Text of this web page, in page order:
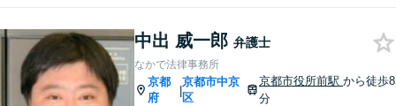
中出 威一郎 弁護士
なかで法律事務所
京都
府
|
京都市中京
区
京都市役所前駅から徒歩8
分